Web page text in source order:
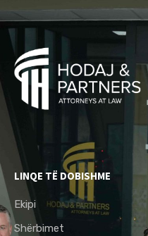
LINQE TË DOBISHME
Ekipi
Shërbimet